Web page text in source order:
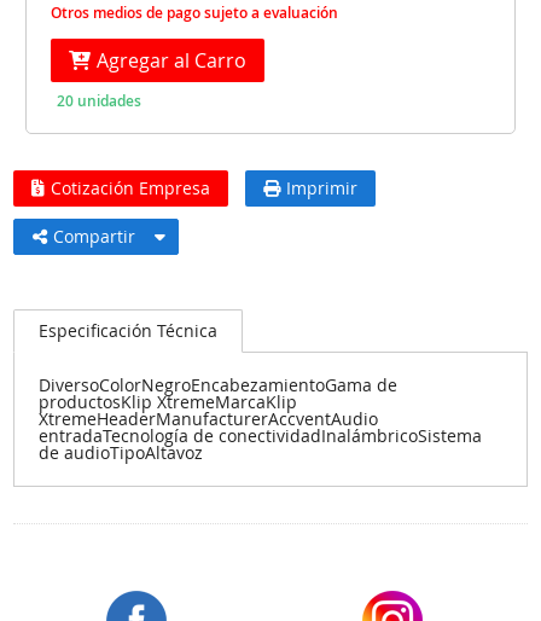
Otros medios de pago sujeto a evaluación
Agregar al Carro
20 unidades
Cotización Empresa Imprimir
Compartir
Especificación Técnica
DiversoColorNegroEncabezamientoGama de
productosKlip XtremeMarcaKlip
XtremeHeaderManufacturerAccventAudio
entradaTecnología de conectividadInalámbricoSistema
de audioTipoAltavoz